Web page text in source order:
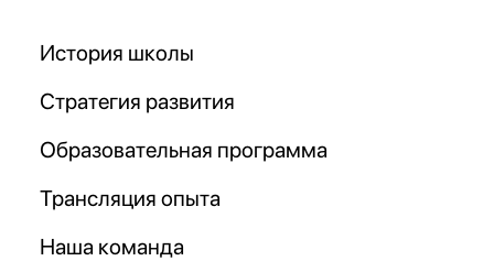
История школы
Стратегия развития
Образовательная программа
Трансляция опыта
Наша команда